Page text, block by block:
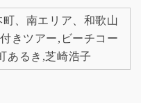
町 南エリア
和歌山
きツアー, ビーチコー
あるき ,芝崎浩子